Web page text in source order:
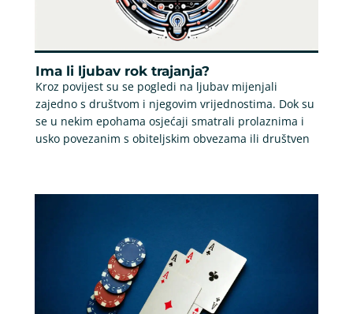
Ima li ljubav rok trajanja?
Kroz povijest su se pogledi na ljubav mijenjali
zajedno s društvom i njegovim vrijednostima. Dok su
se u nekim epohama osjećaji smatrali prolaznima i
usko povezanim s obiteljskim obvezama ili društven